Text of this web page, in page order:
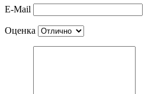
E-Mail
Оценка